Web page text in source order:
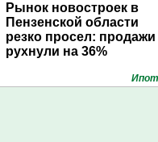
Рынок новостроек в
Пензенской области
резко просел: продажи
рухнули на 36%